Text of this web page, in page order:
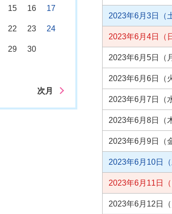
15 16 17
22 23 24
29 30
次月
2023年6月3日（
2023年6月4日（
2023年6月5日（
2023年6月6日（
2023年6月7日（
2023年6月8日（
2023年6月9日（
2023年6月10日（
2023年6月11日（
2023年6月12日（